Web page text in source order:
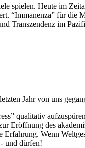
spielen. Heute im
“Immanenza” für die
Transzendenz im
Jahr von uns
qualitativ
Eröffnung des
Wenn
und dürfen!